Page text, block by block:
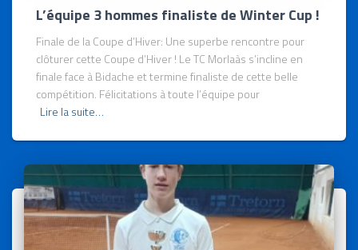
L’équipe 3 hommes finaliste de Winter Cup !
Finale de la Coupe d’Hiver: Une superbe rencontre pour
clôturer cette Coupe d’Hiver ! Le TC Morlaàs s’incline en
finale face à Bidache et termine finaliste de cette belle
compétition. Félicitations à toute l’équipe pour
Lire la suite…